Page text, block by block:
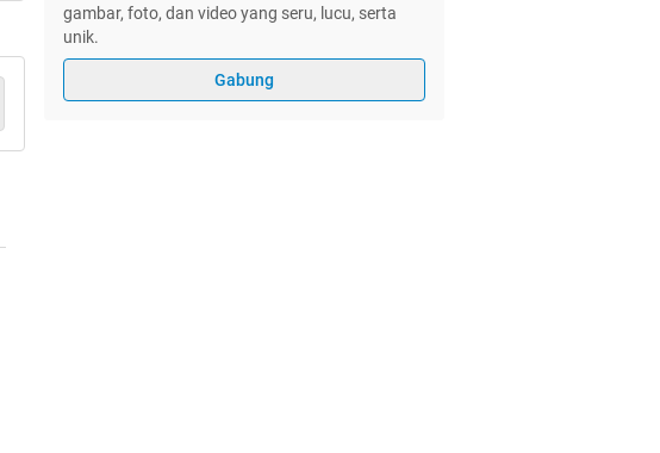
gambar, foto, dan video yang seru, lucu, serta
unik.
Gabung